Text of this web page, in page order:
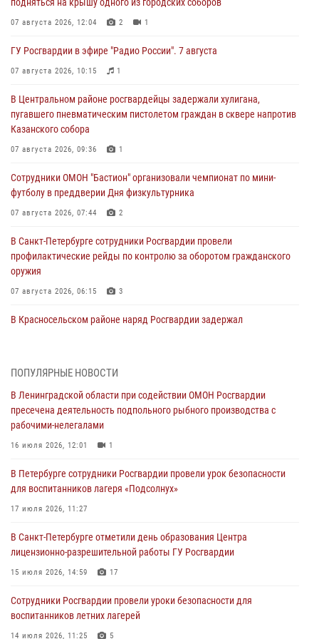
07 августа 2026, 12:04 2 1
ГУ Росгвардии в эфире "Радио России". 7 августа
07 августа 2026, 10:15 1
В Центральном районе росгвардейцы задержали хулигана,
пугавшего пневматическим пистолетом граждан в сквере напротив
Казанского собора
07 августа 2026, 09:36 1
Сотрудники ОМОН "Бастион" организовали чемпионат по мини-
футболу в преддверии Дня физкультурника
07 августа 2026, 07:44 2
В Санкт-Петербурге сотрудники Росгвардии провели
профилактические рейды по контролю за оборотом гражданского
оружия
07 августа 2026, 06:15 3
В Красносельском районе наряд Росгвардии задержал
06 августа 2026, 13:39 1
В Центральном районе росгвардейцы оперативно задержали
хулигана, стрелявшего из пускового устройства рядом с жилыми
домами
06 августа 2026, 11:36
Сотрудники и военнослужащие Росгвардии обеспечили
правопорядок при проведении матча "Зенит" - "Балтика"
06 августа 2026, 07:30
В Выборгском районе наряд Росгвардии обнаружил
разыскиваемый преступный автотранспорт
05 августа 2026, 12:25 2
Петербургские росгвардейцы обнаружили объявленный в розыск
автомобиль, ранее использовавшийся при совершении кражи в
Ленобласти
ПОПУЛЯРНЫЕ НОВОСТИ
В Ленинградской области при содействии ОМОН Росгвардии
пресечена деятельность подпольного рыбного производства с
рабочими-нелегалами
16 июля 2026, 12:01 1
В Петербурге сотрудники Росгвардии провели урок безопасности
для воспитанников лагеря «Подсолнух»
17 июля 2026, 11:27
В Санкт-Петербурге отметили день образования Центра
лицензионно-разрешительной работы ГУ Росгвардии
15 июля 2026, 14:59 17
Сотрудники Росгвардии провели уроки безопасности для
воспитанников летних лагерей
14 июля 2026, 11:25 5